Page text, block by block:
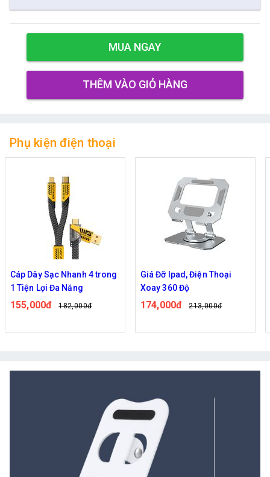
MUA NGAY
THÊM VÀO GIỎ HÀNG
Phụ kiện điện thoại
Cáp Dây Sạc Nhanh 4 trong
1 Tiện Lợi Đa Năng
155,000đ 182,000đ
Giá Đỡ Ipad, Điện Thoại
Xoay 360 Độ
174,000đ 213,000đ